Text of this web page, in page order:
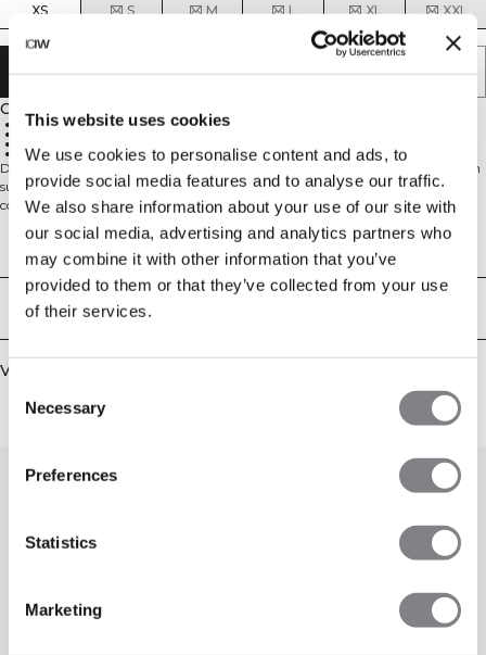
This website uses cookies
We use cookies to personalise content and ads, to
provide social media features and to analyse our traffic.
We also share information about your use of our site with
our social media, advertising and analytics partners who
may combine it with other information that you’ve
provided to them or that they’ve collected from your use
of their services.
Selection
Necessary
Preferences
Statistics
Marketing
XS S M L XL XXL
AAN WINKELWAGENTJE TOEVOEGEN
Omschrijving
81% gerecycled polyester, 19% elastaan
Diepe V-hals
Dit sportbeha-model is onderdeel van de Luxe-collectie en is gemaakt van een
superzachte, aansluitende stof met een zachte brushed handfeel voor ultiem
comfort. Het diepe V-hals design en de crossback bandjes bieden lichte
ondersteuning, terwijl de afneembare cups voor veelzijdigheid zorgen. Met
een moderne maar tijdloze uitstraling, is deze sportbeha gemaakt van
gerecycleerde, elastische stof die met je meebeweegt tijdens workouts met
lichte impact of voor dagelijks gebruik.
Technische aspecten
Bezorging en retouren
Vergelijkbare producten
/